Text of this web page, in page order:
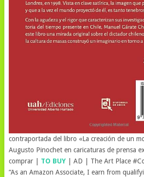
contraportada del libro «La creación de un
Augusto Pinochet en caricaturas de prensa
comprar | TO BUY| AD | The Art Place
“As an Amazon Associate, I earn from